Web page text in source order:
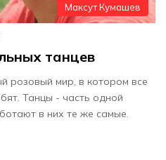
Максут Кумашев
танцев
розовый мир, в котором все
Танцы - часть одной
в них те же самые.